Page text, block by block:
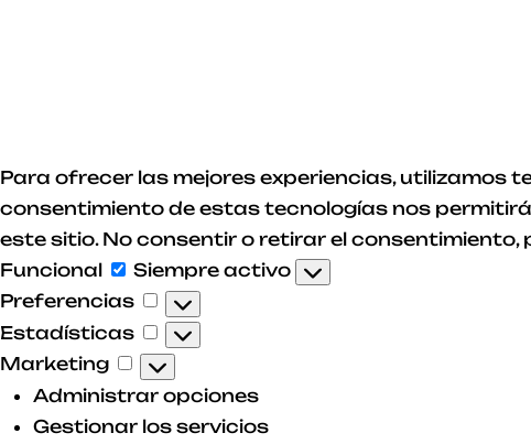
Para ofrecer las mejores experiencias, utilizamos
consentimiento de estas tecnologías nos
este sitio. No consentir o retirar el
Funcional
Funcional
Siempre activo
Preferencias
Preferencias
Estadísticas
Estadísticas
Marketing
Marketing
Administrar opciones
Gestionar los servicios